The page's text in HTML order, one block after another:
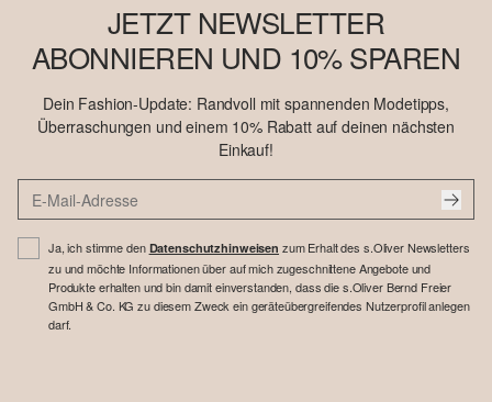
JETZT NEWSLETTER
ABONNIEREN UND 10% SPAREN
Dein Fashion-Update: Randvoll mit spannenden Modetipps,
Überraschungen und einem 10% Rabatt auf deinen nächsten
Einkauf!
Ja, ich stimme den Datenschutzhinweisen zum Erhalt des s.Oliver Newsletters
zu und möchte Informationen über auf mich zugeschnittene Angebote und
Produkte erhalten und bin damit einverstanden, dass die s.Oliver Bernd Freier
GmbH & Co. KG zu diesem Zweck ein geräteübergreifendes Nutzerprofil anlegen
darf.